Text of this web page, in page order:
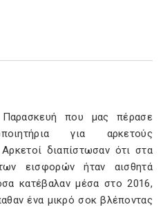
που μας πέρασε
για αρκετούς
διαπίστωσαν ότι στα
εισφορών ήταν αισθητά
κατέβαλαν μέσα στο 2016,
ένα μικρό σοκ βλέποντας